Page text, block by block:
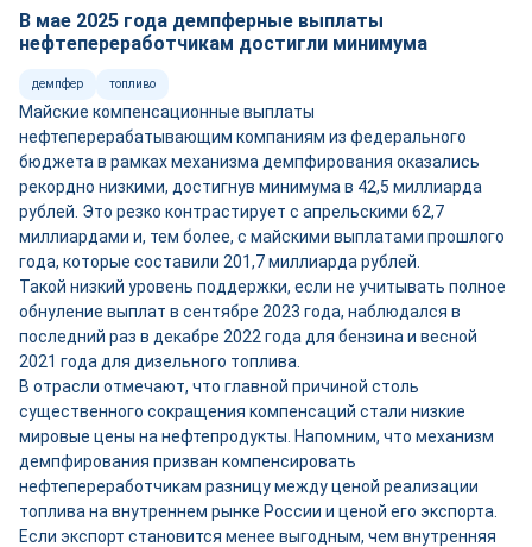
В мае 2025 года демпферные выплаты
нефтепереработчикам достигли минимума
демпфер топливо
Майские компенсационные выплаты
нефтеперерабатывающим компаниям из федерального
бюджета в рамках механизма демпфирования оказались
рекордно низкими, достигнув минимума в 42,5 миллиарда
рублей. Это резко контрастирует с апрельскими 62,7
миллиардами и, тем более, с майскими выплатами прошлого
года, которые составили 201,7 миллиарда рублей.
Такой низкий уровень поддержки, если не учитывать полное
обнуление выплат в сентябре 2023 года, наблюдался в
последний раз в декабре 2022 года для бензина и весной
2021 года для дизельного топлива.
В отрасли отмечают, что главной причиной столь
существенного сокращения компенсаций стали низкие
мировые цены на нефтепродукты. Напомним, что механизм
демпфирования призван компенсировать
нефтепереработчикам разницу между ценой реализации
топлива на внутреннем рынке России и ценой его экспорта.
Если экспорт становится менее выгодным, чем внутренняя